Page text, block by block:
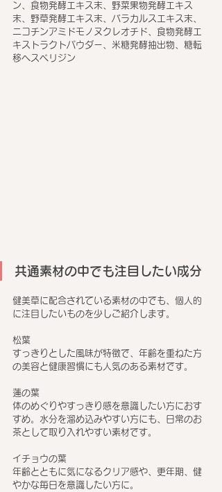
ン、食物発酵エキス末、野菜果物発酵エキス
末、野草発酵エキス末、バラカルスエキス末、
ニコチンアミドモノヌクレオチド、食物発酵エ
キストラクトパウダー、米糖発酵抽出物、糖転
移ヘスペリジン
共通素材の中でも注目したい成分
健美草に配合されている素材の中でも、個人的
に注目したいものを少しご紹介します。
松葉
すっきりとした風味が特徴で、年齢を重ねた方
の美容と健康習慣にも人気のある素材です。
蓮の葉
体のめぐりやすっきり感を意識したい方におす
すめ。水分を溜め込みやすい方にも、日常のお
茶として取り入れやすい素材です。
イチョウの葉
年齢とともに気になるクリア感や、更年期、健
やかな毎日を意識したい方に。